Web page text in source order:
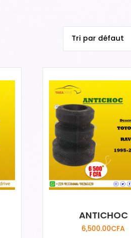
ANTICHOC
6,500.00CFA